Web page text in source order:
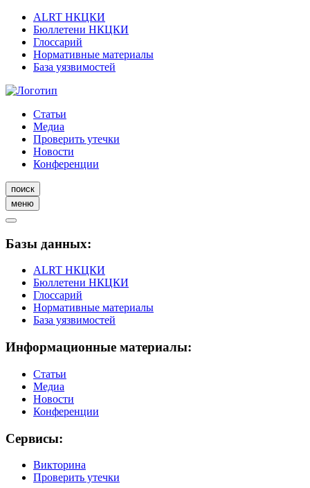
ALRT НКЦКИ
Бюллетени НКЦКИ
Глоссарий
Нормативные материалы
База уязвимостей
Статьи
Медиа
Проверить утечки
Новости
Конференции
поиск
меню
Базы данных:
ALRT НКЦКИ
Бюллетени НКЦКИ
Глоссарий
Нормативные материалы
База уязвимостей
Информационные материалы:
Статьи
Медиа
Новости
Конференции
Сервисы:
Викторина
Проверить утечки